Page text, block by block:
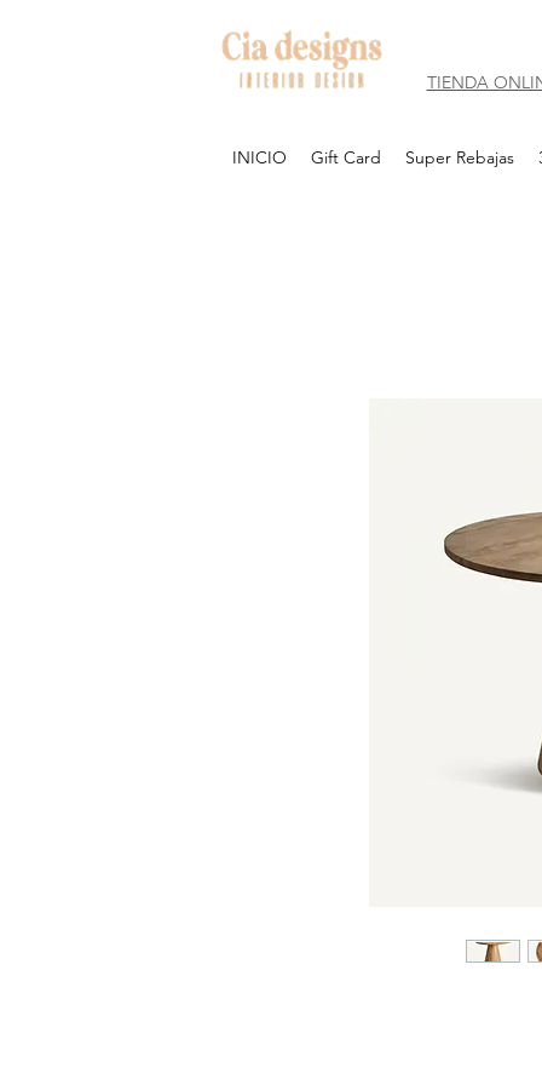
TIENDA
INICIO Gift Card Super Rebajas